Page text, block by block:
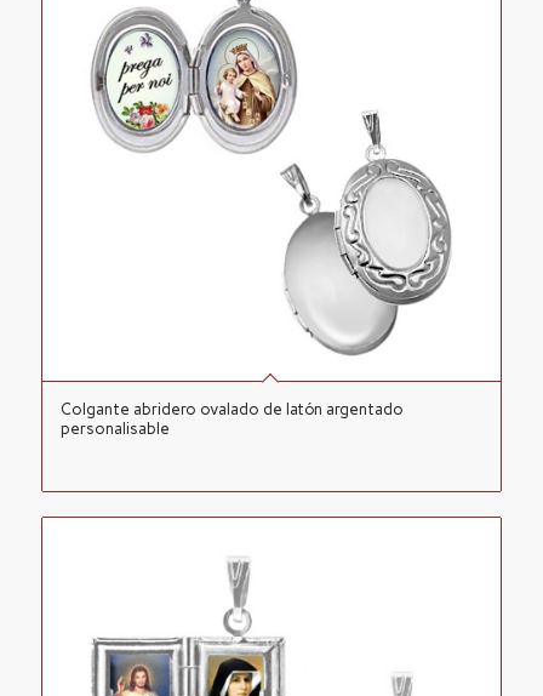
Colgante abridero ovalado de latón argentado
personalisable